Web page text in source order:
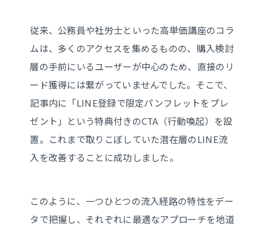
従来、公務員や社労士といった高単価講座のコラ
ムは、多くのアクセスを集めるものの、購入検討
層の手前にいるユーザーが中心のため、直接のリ
ード獲得には繋がっていませんでした。そこで、
記事内に「LINE登録で限定パンフレットをプレ
ゼント」という特典付きのCTA（行動喚起）を設
置。これまで取りこぼしていた潜在層のLINE流
入を改善することに成功しました。
このように、一つひとつの流入経路の特性をデー
タで把握し、それぞれに最適なアプローチを地道